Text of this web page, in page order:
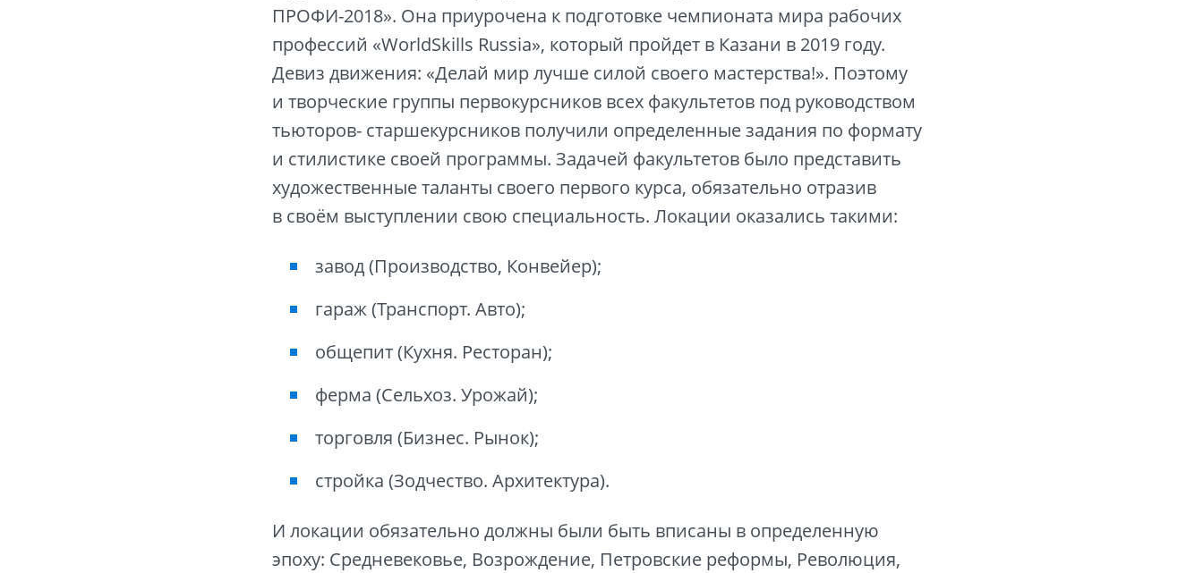
ПРОФИ-2018». Она приурочена к подготовке чемпионата мира рабочих
профессий «WorldSkills Russia», который пройдет в Казани в 2019 году.
Девиз движения: «Делай мир лучше силой своего мастерства!». Поэтому
и творческие группы первокурсников всех факультетов под руководством
тьюторов- старшекурсников получили определенные задания по формату
и стилистике своей программы. Задачей факультетов было представить
художественные таланты своего первого курса, обязательно отразив
в своём выступлении свою специальность. Локации оказались такими:
завод (Производство, Конвейер);
гараж (Транспорт. Авто);
общепит (Кухня. Ресторан);
ферма (Сельхоз. Урожай);
торговля (Бизнес. Рынок);
стройка (Зодчество. Архитектура).
И локации обязательно должны были быть вписаны в определенную
эпоху: Средневековье, Возрождение, Петровские реформы, Революция,